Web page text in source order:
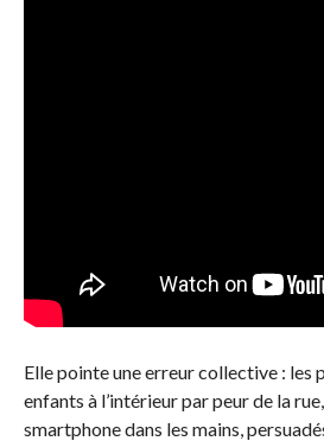
Elle pointe une erreur collective : les
enfants à l’intérieur par peur de la
smartphone dans les mains,